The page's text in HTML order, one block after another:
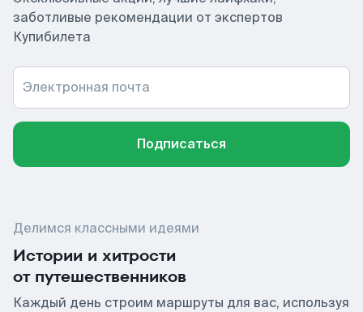
заботливые рекомендации от экспертов
Купибилета
Электронная почта
Подписаться
Делимся классными идеями
Истории и хитрости
от путешественников
Каждый день строим маршруты для вас, используя